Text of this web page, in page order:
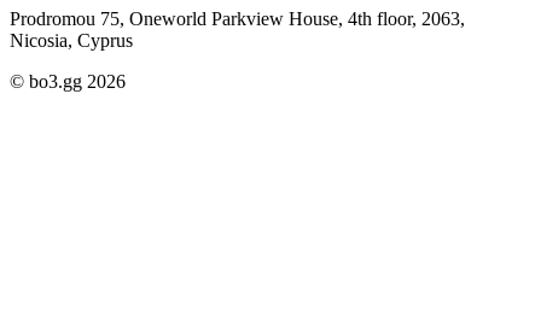
Prodromou 75, Oneworld Parkview House, 4th floor, 2063,
Nicosia, Cyprus
© bo3.gg 2026